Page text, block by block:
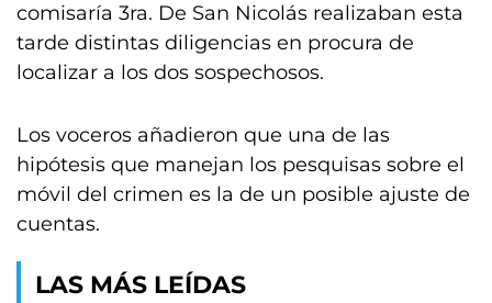
comisaría 3ra. De San Nicolás realizaban esta
tarde distintas diligencias en procura de
localizar a los dos sospechosos.
Los voceros añadieron que una de las
hipótesis que manejan los pesquisas sobre el
móvil del crimen es la de un posible ajuste de
cuentas.
LAS MÁS LEÍDAS